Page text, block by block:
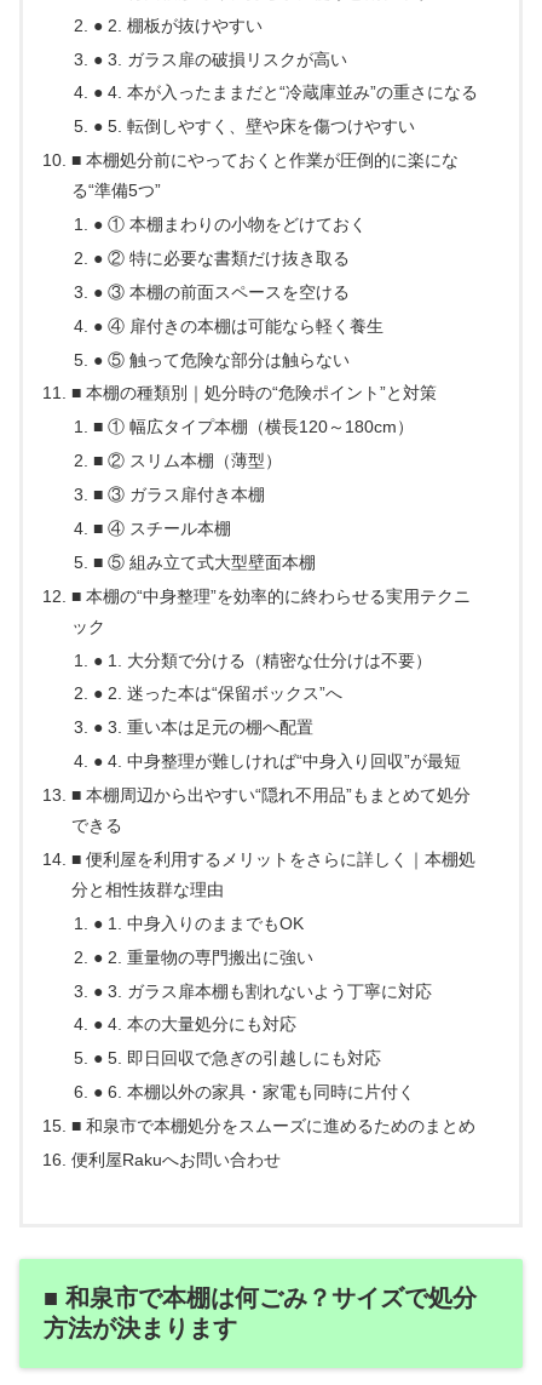
● 2. 棚板が抜けやすい
● 3. ガラス扉の破損リスクが高い
● 4. 本が入ったままだと“冷蔵庫並み”の重さになる
● 5. 転倒しやすく、壁や床を傷つけやすい
■ 本棚処分前にやっておくと作業が圧倒的に楽にな
る“準備5つ”
● ① 本棚まわりの小物をどけておく
● ② 特に必要な書類だけ抜き取る
● ③ 本棚の前面スペースを空ける
● ④ 扉付きの本棚は可能なら軽く養生
● ⑤ 触って危険な部分は触らない
■ 本棚の種類別｜処分時の“危険ポイント”と対策
■ ① 幅広タイプ本棚（横長120～180cm）
■ ② スリム本棚（薄型）
■ ③ ガラス扉付き本棚
■ ④ スチール本棚
■ ⑤ 組み立て式大型壁面本棚
■ 本棚の“中身整理”を効率的に終わらせる実用テクニ
ック
● 1. 大分類で分ける（精密な仕分けは不要）
● 2. 迷った本は“保留ボックス”へ
● 3. 重い本は足元の棚へ配置
● 4. 中身整理が難しければ“中身入り回収”が最短
■ 本棚周辺から出やすい“隠れ不用品”もまとめて処分
できる
■ 便利屋を利用するメリットをさらに詳しく｜本棚処
分と相性抜群な理由
● 1. 中身入りのままでもOK
● 2. 重量物の専門搬出に強い
● 3. ガラス扉本棚も割れないよう丁寧に対応
● 4. 本の大量処分にも対応
● 5. 即日回収で急ぎの引越しにも対応
● 6. 本棚以外の家具・家電も同時に片付く
■ 和泉市で本棚処分をスムーズに進めるためのまとめ
便利屋Rakuへお問い合わせ
■ 和泉市で本棚は何ごみ？サイズで処分
方法が決まります